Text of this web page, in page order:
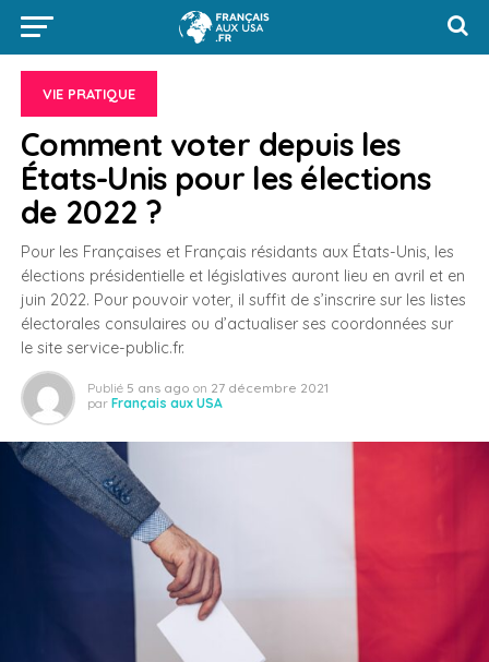
VIE PRATIQUE
Comment voter depuis les
États-Unis pour les élections
de 2022 ?
Pour les Françaises et Français résidants aux États-Unis, les
élections présidentielle et législatives auront lieu en avril et en
juin 2022. Pour pouvoir voter, il suffit de s’inscrire sur les listes
électorales consulaires ou d’actualiser ses coordonnées sur
le site service-public.fr.
Publié 5 ans ago on 27 décembre 2021
par Français aux USA